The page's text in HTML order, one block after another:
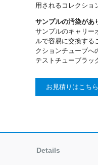
用されるコレクショ
サンプルの汚染があ
サンプルのキャリー
ルで容易に交換する
クションチューブへ
テストチューブラッ
お見積りはこちら
Details